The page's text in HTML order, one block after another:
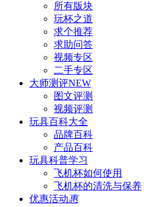
所有版块
玩杯之道
求个推荐
求助问答
视频专区
二手专区
大师测评NEW
图文评测
视频评测
玩具百科大全
品牌百科
产品百科
玩具科普学习
飞机杯如何使用
飞机杯的清洗与保养
优惠活动惠